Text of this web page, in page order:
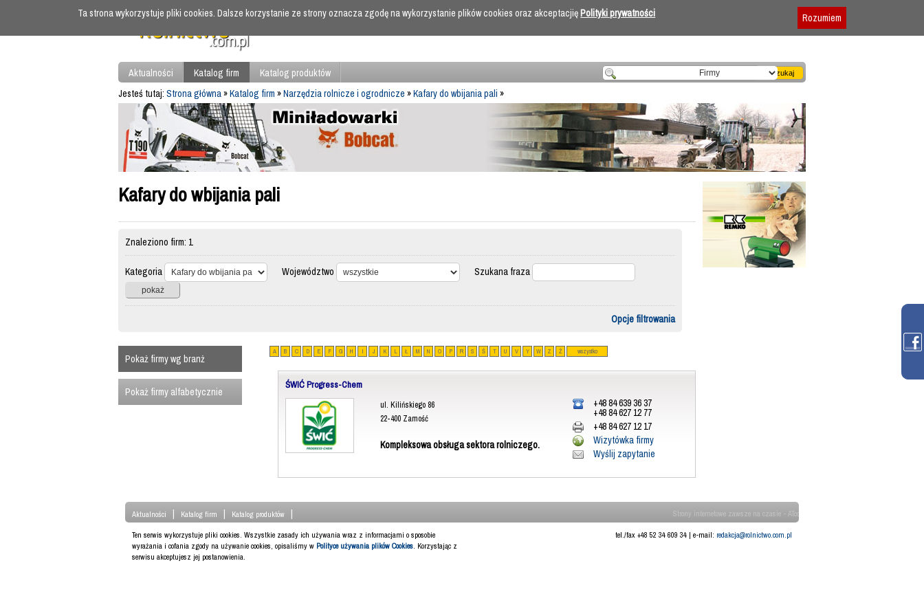
Regulamin
Aktualności Katalog firm
Katalog produktów
Jesteś tutaj: Strona główna»Katalog firm »Narzędzia rolnicze i ogrodnicze »Kafary do wbijania pali »
Kafary do wbijania pali
Znaleziono firm: 1
Kategoria Województwo Szukana fraza
Opcje filtrowania
Pokaż firmy wg branż
Pokaż firmy alfabetycznie
A B C D E F G H I J K L Ł M N O P R S Ś T U V Y W Z Ż wszystko
ŚWIĆ Progress-Chem
ul. Kilińskiego 86
22-400 Zamość
Kompleksowa obsługa sektora rolniczego.
+48 84 639 36 37
+48 84 627 12 77
+48 84 627 12 17
Wizytówka firmy
Wyślij zapytanie
Aktualności Katalog firm Katalog produktów Strony internetowe zawsze na czasie - ATcom
Ten serwis wykorzystuje pliki cookies. Wszystkie zasady ich używania wraz z informacjami o sposobie
wyrażania i cofania zgody na używanie cookies, opisaliśmy w Polityce używania plików Cookies. Korzystając z
serwisu akceptujesz jej postanowienia.
tel./fax +48 52 34 609 34 | e-mail: redakcja@rolnictwo.com.pl
Ta strona wykorzystuje pliki cookies. Dalsze korzystanie ze strony oznacza zgodę na wykorzystanie plików cookies oraz akceptacjięPolityki prywatności Rozumiem